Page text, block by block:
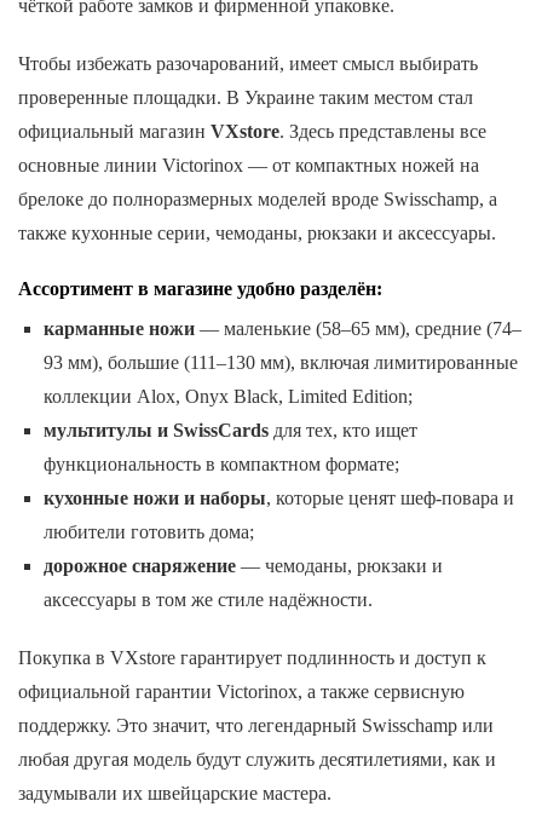
чёткой работе замков и фирменной упаковке.
Чтобы избежать разочарований, имеет смысл выбирать
проверенные площадки. В Украине таким местом стал
официальный магазин VXstore. Здесь представлены все
основные линии Victorinox — от компактных ножей на
брелоке до полноразмерных моделей вроде Swisschamp, а
также кухонные серии, чемоданы, рюкзаки и аксессуары.
Ассортимент в магазине удобно разделён:
карманные ножи— маленькие (58–65 мм), средние (74–
93 мм), большие (111–130 мм), включая лимитированные
коллекции Alox, Onyx Black, Limited Edition;
мультитулы и SwissCardsдля тех, кто ищет
функциональность в компактном формате;
кухонные ножи и наборы, которые ценят шеф-повара и
любители готовить дома;
дорожное снаряжение— чемоданы, рюкзаки и
аксессуары в том же стиле надёжности.
Покупка в VXstore гарантирует подлинность и доступ к
официальной гарантии Victorinox, а также сервисную
поддержку. Это значит, что легендарный Swisschamp или
любая другая модель будут служить десятилетиями, как и
задумывали их швейцарские мастера.